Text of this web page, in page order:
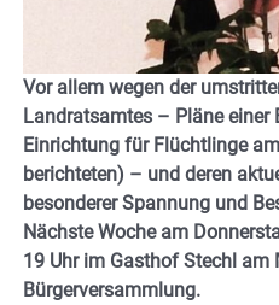
Vor allem wegen der
Landratsamtes – Pläne einer
Einrichtung für Flüchtlinge
berichteten) – und deren
besonderer Spannung und
Nächste Woche am
19 Uhr im Gasthof Stechl am
Bürgerversammlung.